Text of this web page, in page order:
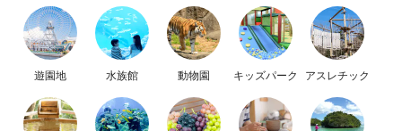
遊園地 水族館 動物園 キッズパーク アスレチック